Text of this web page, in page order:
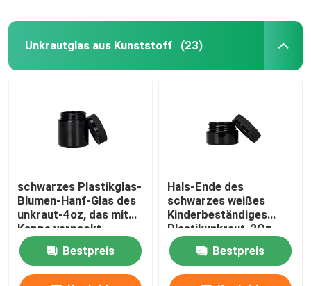
Unkrautglas aus Kunststoff (23)
schwarzes Plastikglas-
Blumen-Hanf-Glas des
unkraut-4oz, das mit
Kappe verpackt
Bestpreis
Hals-Ende des
schwarzes weißes
Kinderbeständiges
Plastikunkraut-2Oz
des Glas-53-400
Bestpreis